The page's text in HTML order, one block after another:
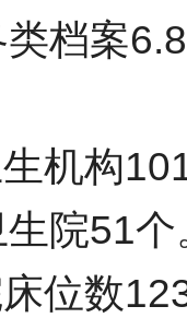
档案
机构
院51
位数